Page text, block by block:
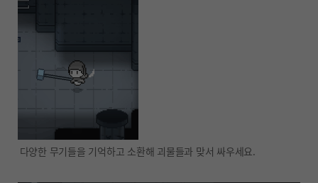
다양한 무기들을 기억하고 소환해 괴물들과 맞서 싸우세요.